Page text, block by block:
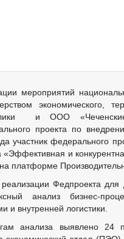
мероприятий
экономического,
и ООО «Чеченские
проекта по
участник федерального
«Эффективная и
платформе
Федпроекта для
анализ бизнес-
и внутренней логистики.
анализа выявлено 24